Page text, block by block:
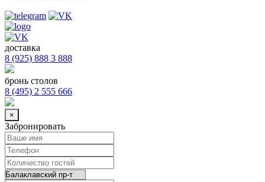
доставка
8 (925) 888 3 888
бронь столов
8 (495) 2 555 666
×
Забронировать